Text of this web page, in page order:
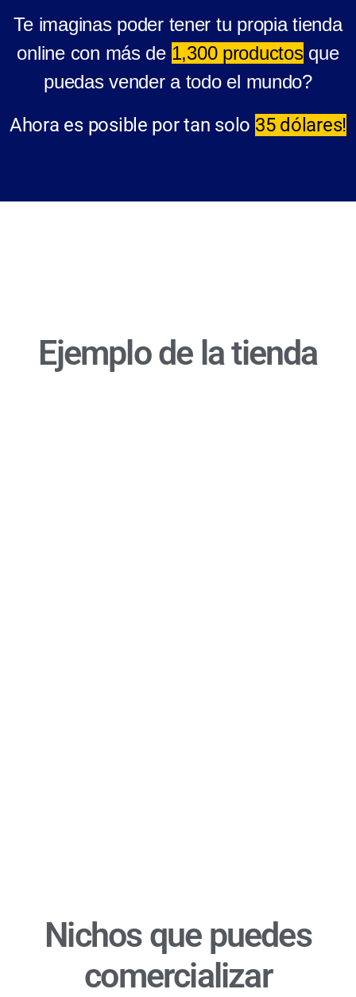
Te imaginas poder tener tu propia tienda
online con más de 1,300 productosque
puedas vender a todo el mundo?
Ahora es posible por tan solo 35 dólares!
Ejemplo de la tienda
Nichos que puedes
comercializar​